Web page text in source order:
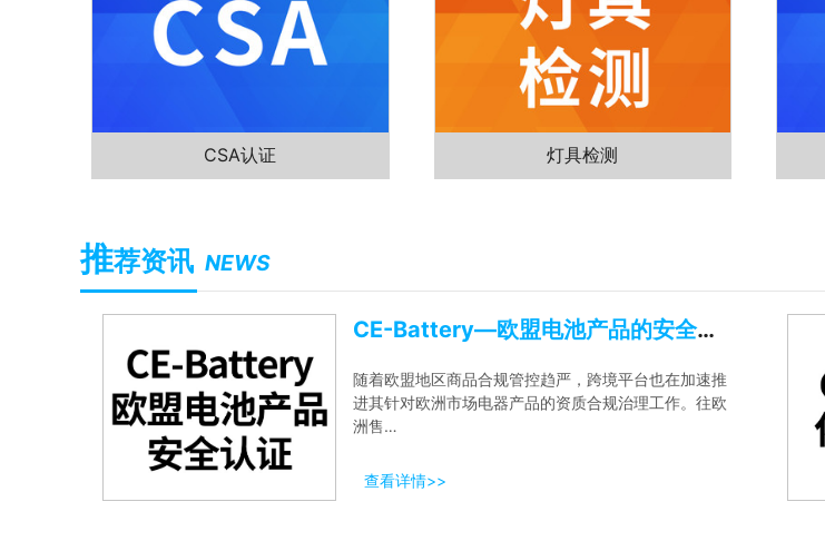
CSA认证 灯具检测
推荐资讯 NEWS
CE-Battery—欧盟电池产品的安全认证
随着欧盟地区商品合规管控趋严，跨境平台也在加速推
进其针对欧洲市场电器产品的资质合规治理工作。往欧
洲售…
查看详情>>